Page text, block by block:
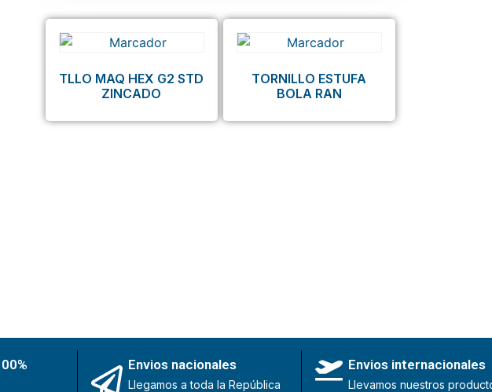
TLLO MAQ HEX G2 STD
ZINCADO
TORNILLO ESTUFA
BOLA RAN
Envios nacionales
Llegamos a toda la República
Envios internacionales
Llevamos nuestros